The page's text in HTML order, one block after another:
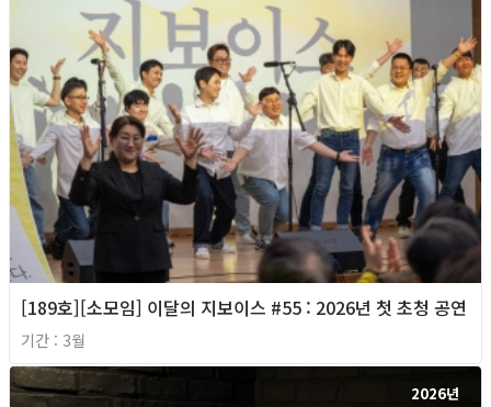
[189호][소모임] 이달의 지보이스 #55 : 2026년 첫 초청 공연
기간 : 3월
2026년